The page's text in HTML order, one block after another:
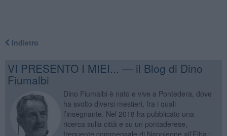
Indietro
VI PRESENTO I MIEI... — il Blog di Dino
Fiumalbi
Dino Fiumalbi è nato e vive a Pontedera, dove
ha svolto diversi mestieri, fra i quali
l’insegnante. Nel 2018 ha pubblicato una
ricerca sulla città e su un pontaderese,
frequente commensale di Napoleone all’Elba :